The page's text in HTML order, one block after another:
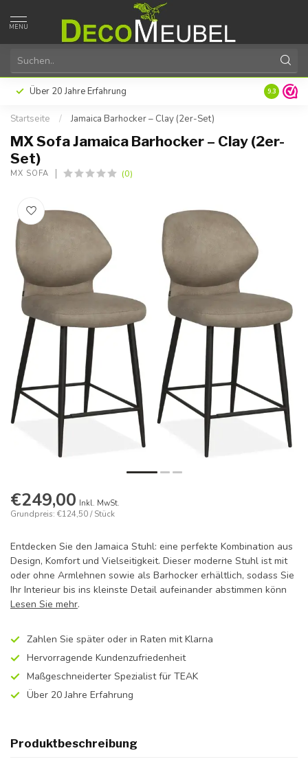
MENU
Über 20 Jahre Erfahrung 9.3
Startseite / Jamaica Barhocker – Clay (2er-Set)
MX Sofa Jamaica Barhocker – Clay (2er-
Set)
MX SOFA (0)
€249,00 Inkl. MwSt.
Grundpreis: €124,50 / Stück
Entdecken Sie den Jamaica Stuhl: eine perfekte Kombination aus
Design, Komfort und Vielseitigkeit. Dieser moderne Stuhl ist mit
oder ohne Armlehnen sowie als Barhocker erhältlich, sodass Sie
Ihr Interieur bis ins kleinste Detail aufeinander abstimmen könn
Lesen Sie mehr.
Zahlen Sie später oder in Raten mit Klarna
Hervorragende Kundenzufriedenheit
Maßgeschneiderter Spezialist für TEAK
Über 20 Jahre Erfahrung
Produktbeschreibung